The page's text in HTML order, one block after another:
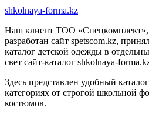
shkolnaya-forma.kz
Наш клиент ТОО «Спецкомплект»,
разработан сайт spetscom.kz,
каталог детской одежды в
свет сайт-каталог shkolnaya-
Здесь представлен удобный
категориях от строгой школьной
костюмов.